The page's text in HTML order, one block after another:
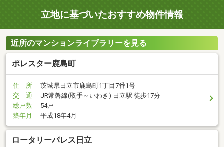
立地に基づいたおすすめ物件情報
近所のマンションライブラリーを見る
ポレスター鹿島町
住 所
茨城県日立市鹿島町1丁目7番1号
交 通
JR常磐線(取手～いわき) 日立駅 徒歩17分
総戸数
54戸
築年月
平成18年4月
ロータリーパレス日立